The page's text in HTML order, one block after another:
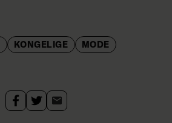
KONGELIGE MODE